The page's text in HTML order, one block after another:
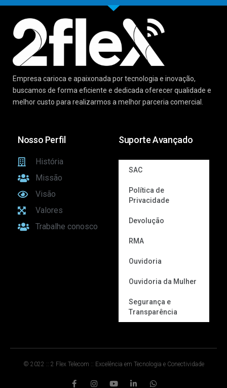
Empresa carioca e apaixonada por tecnologia e inovação,
buscamos de forma eficiente e dedicada oferecer qualidade e
melhor custo para realizarmos a melhor parceria comercial.
Nosso Perfil
História
Missão
Visão
Valores
Trabalhe conosco
Suporte Avançado
SAC
Política de
Privacidade
Devolução
RMA
Ouvidoria
Ouvidoria da Mulher
Segurança e
Transparência
© 2022 :: 2 Flex Telecom :: Excelência em Tecnologia e Conectividade